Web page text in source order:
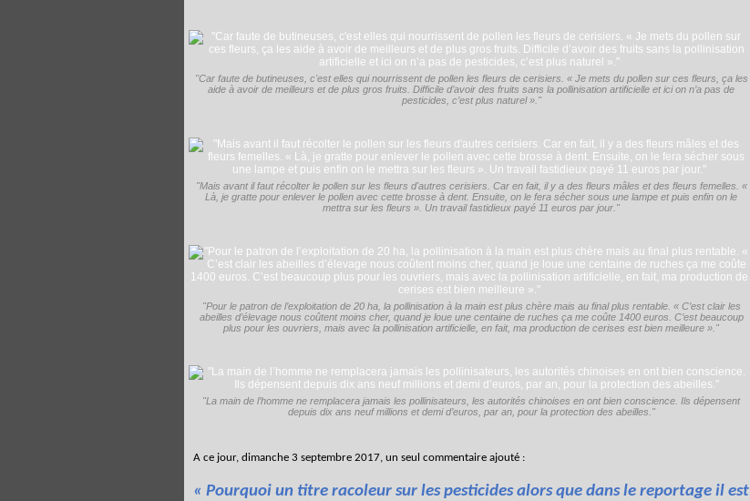
"Car faute de butineuses, c'est elles qui nourrissent de pollen les fleurs de cerisiers. « Je mets du pollen sur ces fleurs, ça les
aide à avoir de meilleurs et de plus gros fruits. Difficile d’avoir des fruits sans la pollinisation artificielle et ici on n’a pas de
pesticides, c’est plus naturel »."
"Mais avant il faut récolter le pollen sur les fleurs d'autres cerisiers. Car en fait, il y a des fleurs mâles et des fleurs femelles. «
Là, je gratte pour enlever le pollen avec cette brosse à dent. Ensuite, on le fera sécher sous une lampe et puis enfin on le
mettra sur les fleurs ». Un travail fastidieux payé 11 euros par jour."
"Pour le patron de l’exploitation de 20 ha, la pollinisation à la main est plus chère mais au final plus rentable. « C’est clair les
abeilles d’élevage nous coûtent moins cher, quand je loue une centaine de ruches ça me coûte 1400 euros. C’est beaucoup
plus pour les ouvriers, mais avec la pollinisation artificielle, en fait, ma production de cerises est bien meilleure »."
"La main de l’homme ne remplacera jamais les pollinisateurs, les autorités chinoises en ont bien conscience. Ils dépensent
depuis dix ans neuf millions et demi d’euros, par an, pour la protection des abeilles."
A ce jour, dimanche 3 septembre 2017, un seul commentaire ajouté :
« Pourquoi un titre racoleur sur les pesticides alors que dans le reportage il est